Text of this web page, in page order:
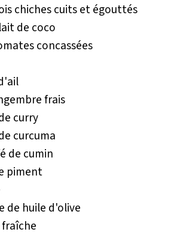
chiches cuits et égouttés
de coco
concassées
frais
curry
curcuma
de cumin
piment
de huile d'olive